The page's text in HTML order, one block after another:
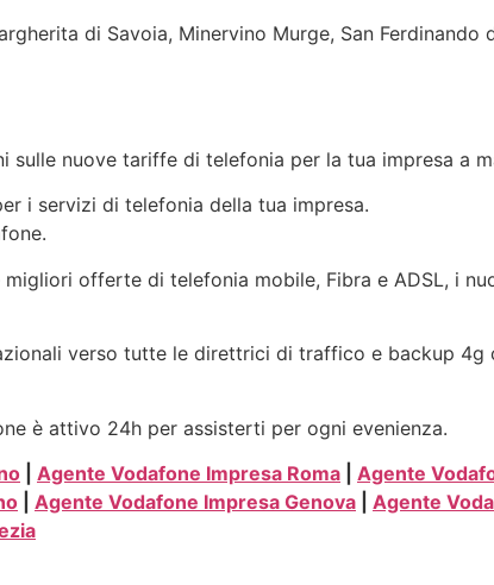
di Savoia, Minervino Murge, San Ferdinando
nuove tariffe di telefonia per la tua impresa a
i servizi di telefonia della tua impresa.
offerte di telefonia mobile, Fibra e ADSL, i
verso tutte le direttrici di traffico e backup 4g
è attivo 24h per assisterti per ogni evenienza.
Agente Vodafone Impresa Roma
Agente
Agente Vodafone Impresa Genova
Agente